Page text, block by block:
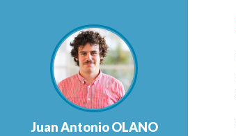
Juan Antonio OLANO